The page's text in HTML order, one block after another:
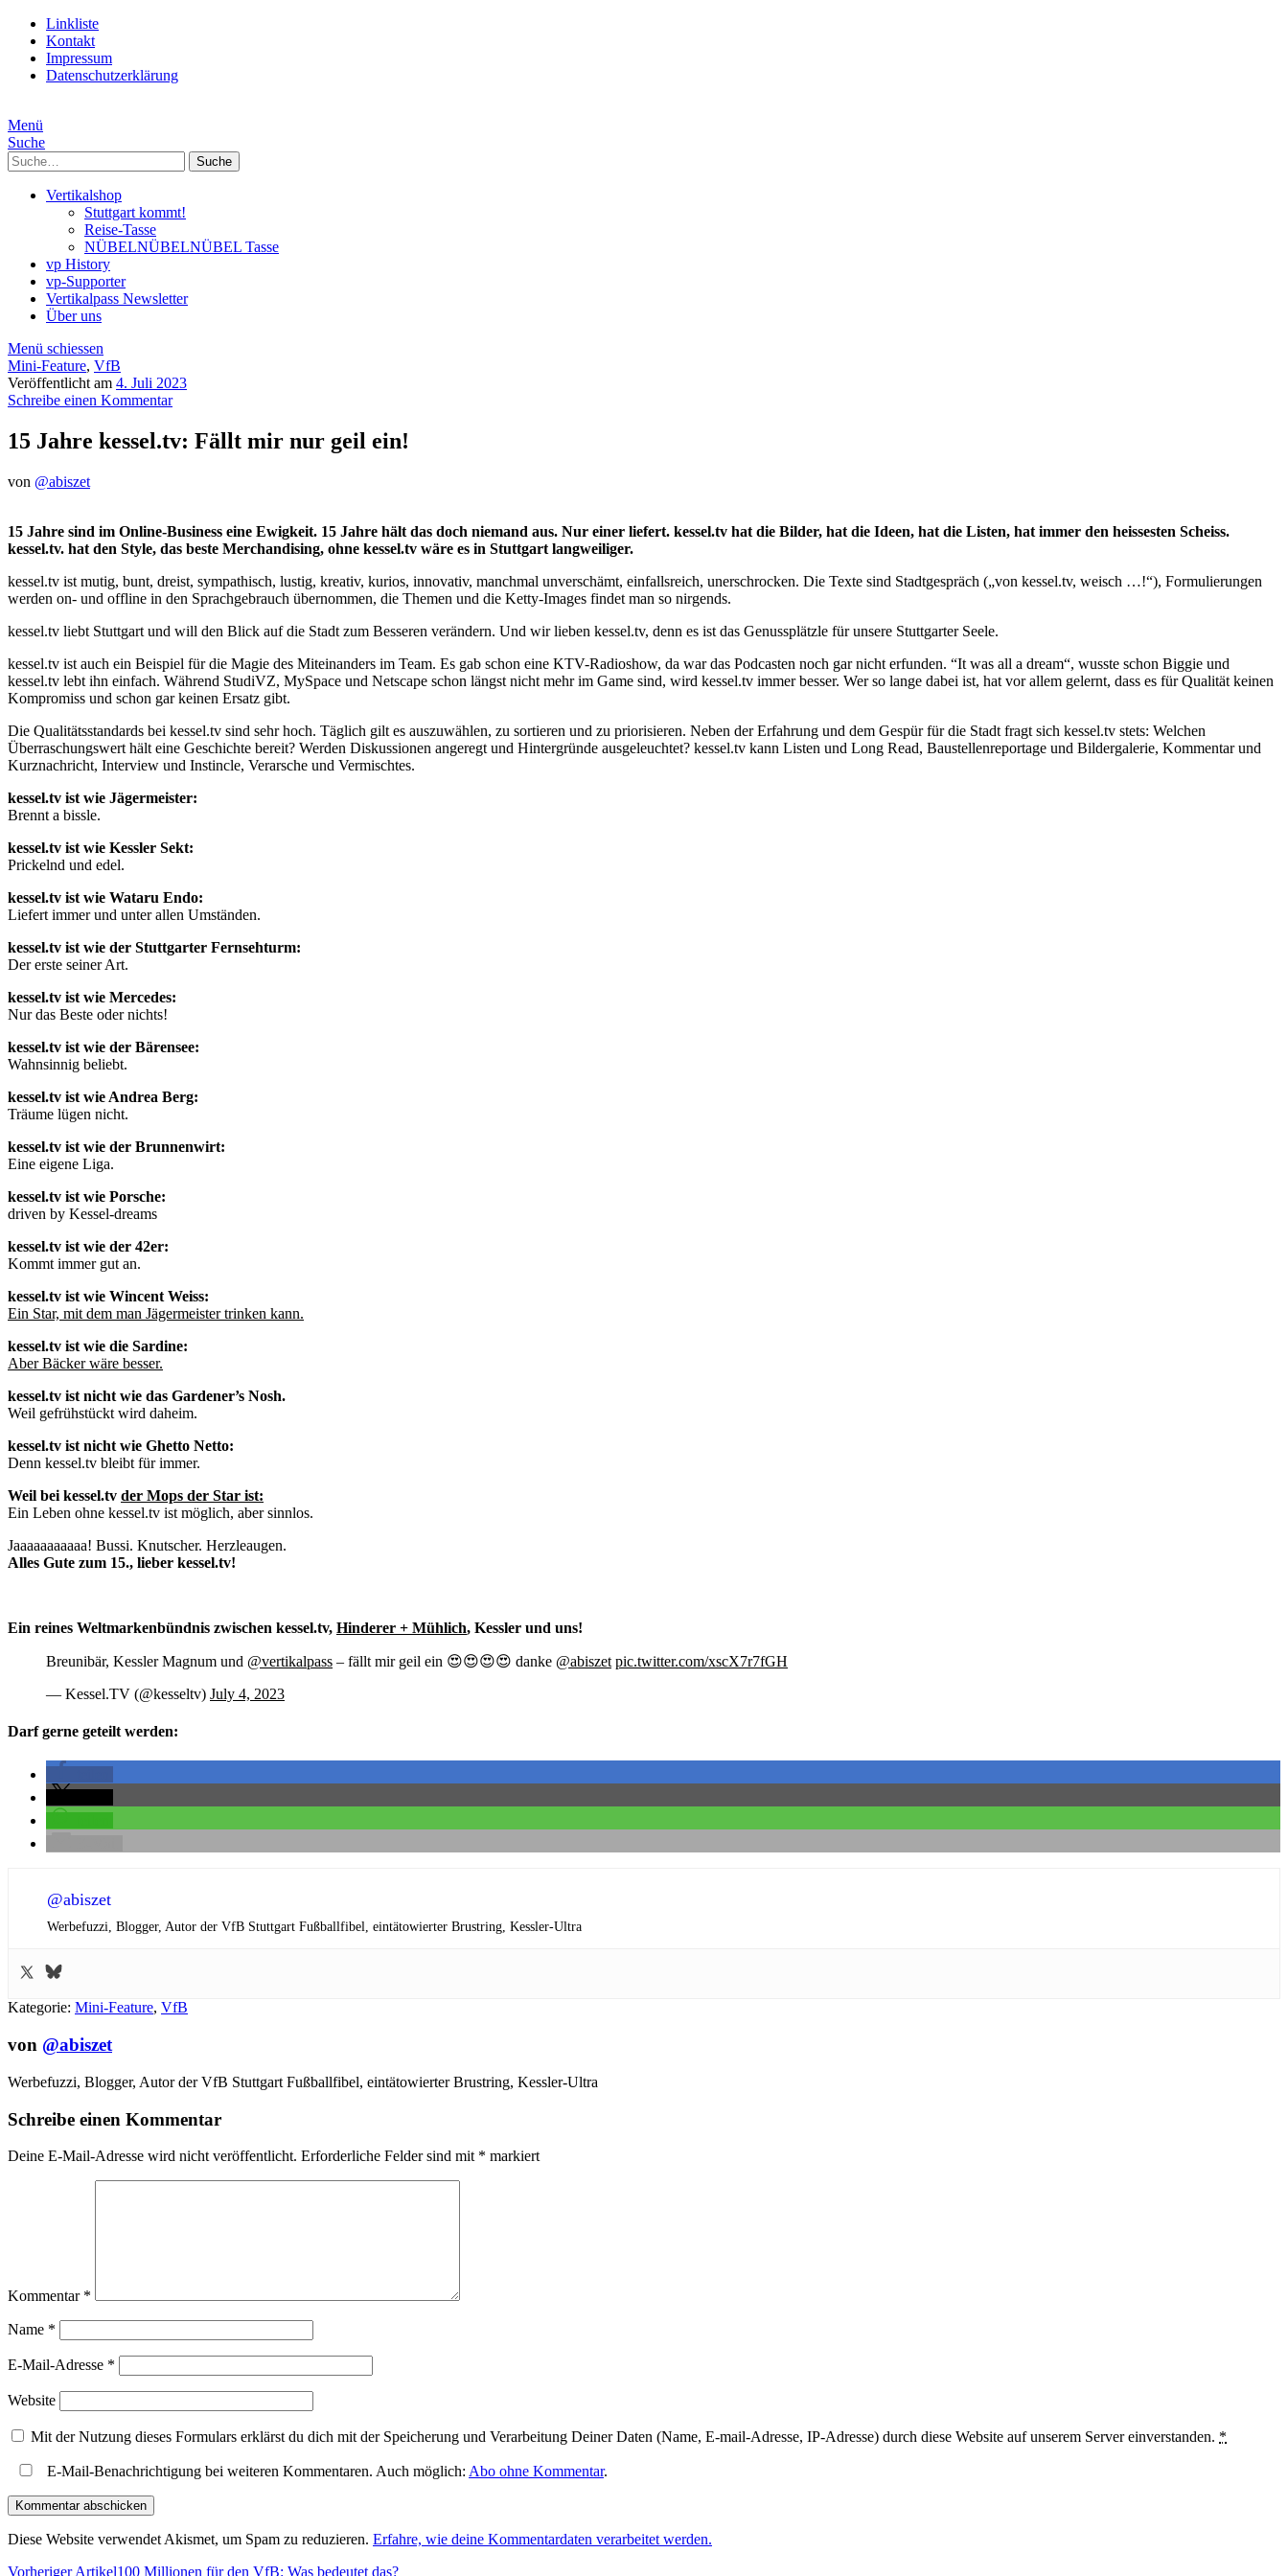
Linkliste
Kontakt
Impressum
Datenschutzerklärung
Menü
Suche
Suche
Vertikalshop
Stuttgart kommt!
Reise-Tasse
NÜBELNÜBELNÜBEL Tasse
vp History
vp-Supporter
Vertikalpass Newsletter
Über uns
Menü schiessen
Mini-Feature, VfB
Veröffentlicht am 4. Juli 2023
Schreibe einen Kommentar
15 Jahre kessel.tv: Fällt mir nur geil ein!
von @abiszet
15 Jahre sind im Online-Business eine Ewigkeit. 15 Jahre hält das doch niemand aus. Nur einer liefert. kessel.tv hat die Bilder, hat die Ideen, hat die Listen, hat immer den heissesten Scheiss.
kessel.tv. hat den Style, das beste Merchandising, ohne kessel.tv wäre es in Stuttgart langweiliger.
kessel.tv ist mutig, bunt, dreist, sympathisch, lustig, kreativ, kurios, innovativ, manchmal unverschämt, einfallsreich, unerschrocken. Die Texte sind Stadtgespräch („von kessel.tv, weisch …!“), Formulierungen
werden on- und offline in den Sprachgebrauch übernommen, die Themen und die Ketty-Images findet man so nirgends.
kessel.tv liebt Stuttgart und will den Blick auf die Stadt zum Besseren verändern. Und wir lieben kessel.tv, denn es ist das Genussplätzle für unsere Stuttgarter Seele.
kessel.tv ist auch ein Beispiel für die Magie des Miteinanders im Team. Es gab schon eine KTV-Radioshow, da war das Podcasten noch gar nicht erfunden. “It was all a dream“, wusste schon Biggie und
kessel.tv lebt ihn einfach. Während StudiVZ, MySpace und Netscape schon längst nicht mehr im Game sind, wird kessel.tv immer besser. Wer so lange dabei ist, hat vor allem gelernt, dass es für Qualität keinen
Kompromiss und schon gar keinen Ersatz gibt.
Die Qualitätsstandards bei kessel.tv sind sehr hoch. Täglich gilt es auszuwählen, zu sortieren und zu priorisieren. Neben der Erfahrung und dem Gespür für die Stadt fragt sich kessel.tv stets: Welchen
Überraschungswert hält eine Geschichte bereit? Werden Diskussionen angeregt und Hintergründe ausgeleuchtet? kessel.tv kann Listen und Long Read, Baustellenreportage und Bildergalerie, Kommentar und
Kurznachricht, Interview und Instincle, Verarsche und Vermischtes.
kessel.tv ist wie Jägermeister:
Brennt a bissle.
kessel.tv ist wie Kessler Sekt:
Prickelnd und edel.
kessel.tv ist wie Wataru Endo:
Liefert immer und unter allen Umständen.
kessel.tv ist wie der Stuttgarter Fernsehturm:
Der erste seiner Art.
kessel.tv ist wie Mercedes:
Nur das Beste oder nichts!
kessel.tv ist wie der Bärensee:
Wahnsinnig beliebt.
kessel.tv ist wie Andrea Berg:
Träume lügen nicht.
kessel.tv ist wie der Brunnenwirt:
Eine eigene Liga.
kessel.tv ist wie Porsche:
driven by Kessel-dreams
kessel.tv ist wie der 42er:
Kommt immer gut an.
kessel.tv ist wie Wincent Weiss:
Ein Star, mit dem man Jägermeister trinken kann.
kessel.tv ist wie die Sardine:
Aber Bäcker wäre besser.
kessel.tv ist nicht wie das Gardener’s Nosh.
Weil gefrühstückt wird daheim.
kessel.tv ist nicht wie Ghetto Netto:
Denn kessel.tv bleibt für immer.
Weil bei kessel.tv der Mops der Star ist:
Ein Leben ohne kessel.tv ist möglich, aber sinnlos.
Jaaaaaaaaaaa! Bussi. Knutscher. Herzleaugen.
Alles Gute zum 15., lieber kessel.tv!
Ein reines Weltmarkenbündnis zwischen kessel.tv, Hinderer + Mühlich, Kessler und uns!
Breunibär, Kessler Magnum und @vertikalpass – fällt mir geil ein 😍😍😍😍 danke @abiszet pic.twitter.com/xscX7r7fGH
— Kessel.TV (@kesseltv) July 4, 2023
Darf gerne geteilt werden:
@abiszet
Werbefuzzi, Blogger, Autor der VfB Stuttgart Fußballfibel, eintätowierter Brustring, Kessler-Ultra
Kategorie: Mini-Feature, VfB
von @abiszet
Werbefuzzi, Blogger, Autor der VfB Stuttgart Fußballfibel, eintätowierter Brustring, Kessler-Ultra
Schreibe einen Kommentar
Deine E-Mail-Adresse wird nicht veröffentlicht. Erforderliche Felder sind mit * markiert
Kommentar *
Name *
E-Mail-Adresse *
Website
Mit der Nutzung dieses Formulars erklärst du dich mit der Speicherung und Verarbeitung Deiner Daten (Name, E-mail-Adresse, IP-Adresse) durch diese Website auf unserem Server einverstanden. *
E-Mail-Benachrichtigung bei weiteren Kommentaren. Auch möglich: Abo ohne Kommentar.
Diese Website verwendet Akismet, um Spam zu reduzieren. Erfahre, wie deine Kommentardaten verarbeitet werden.
Vorheriger Artikel100 Millionen für den VfB: Was bedeutet das?